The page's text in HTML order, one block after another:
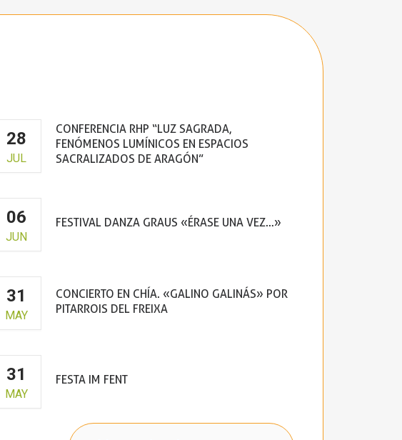
28
JUL
CONFERENCIA RHP “LUZ SAGRADA,
FENÓMENOS LUMÍNICOS EN ESPACIOS
SACRALIZADOS DE ARAGÓN”
06
JUN
FESTIVAL DANZA GRAUS «ÉRASE UNA VEZ…»
31
MAY
CONCIERTO EN CHÍA. «GALINO GALINÁS» POR
PITARROIS DEL FREIXA
31
MAY
FESTA IM FENT